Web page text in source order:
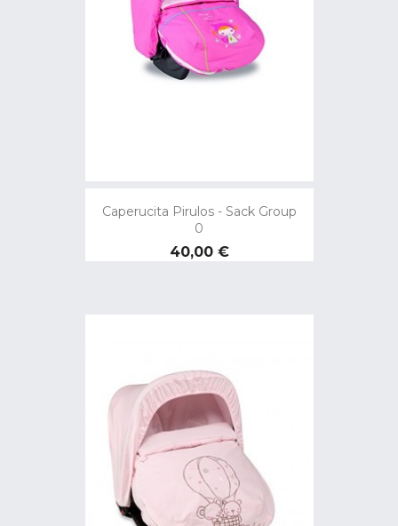
Caperucita Pirulos - Sack Group
0
Preço
40,00 €